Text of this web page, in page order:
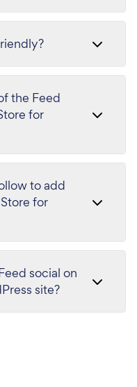
the Feed
for
to add
for
social on
site?